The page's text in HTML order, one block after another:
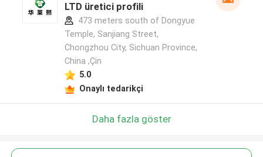
LTD üretici profili
473 meters south of Dongyue
Temple, Sanjiang Street,
Chongzhou City, Sichuan Province,
China ,Çin
5.0
Onaylı tedarikçi
Daha fazla göster